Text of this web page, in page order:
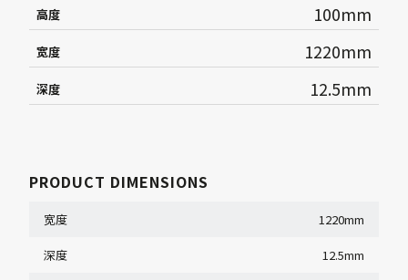
高度 100mm
宽度 1220mm
深度 12.5mm
PRODUCT DIMENSIONS
宽度 1220mm
深度 12.5mm